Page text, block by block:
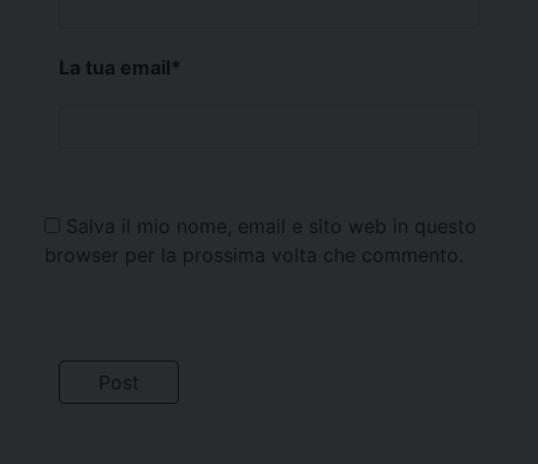
La tua email*
Salva il mio nome, email e sito web in questo
browser per la prossima volta che commento.